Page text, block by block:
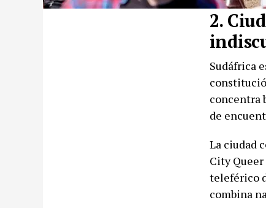
2.
Sudáfrica
concentra
de
La ciudad
City
teleférico
combina